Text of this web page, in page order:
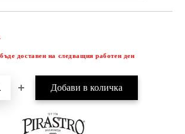
доставен на следващия работен ден